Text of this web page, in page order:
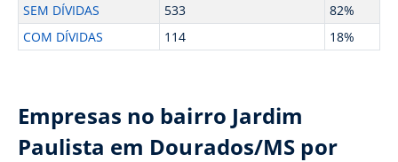
SEM DÍVIDAS 533
82%
COM DÍVIDAS
114 18%
Empresas no bairro Jardim
Paulista em Dourados/MS por